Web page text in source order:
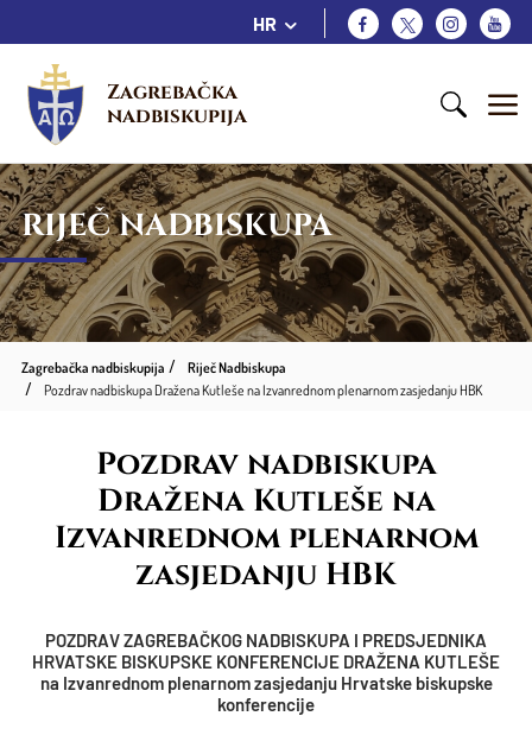
HR
Zagrebačka
nadbiskupija
RIJEČ NADBISKUPA
Zagrebačka nadbiskupija
Riječ Nadbiskupa
Pozdrav nadbiskupa Dražena Kutleše na Izvanrednom plenarnom zasjedanju HBK
Pozdrav nadbiskupa
Dražena Kutleše na
Izvanrednom plenarnom
zasjedanju HBK
POZDRAV ZAGREBAČKOG NADBISKUPA I PREDSJEDNIKA
HRVATSKE BISKUPSKE KONFERENCIJE DRAŽENA KUTLEŠE
na Izvanrednom plenarnom zasjedanju Hrvatske biskupske
konferencije